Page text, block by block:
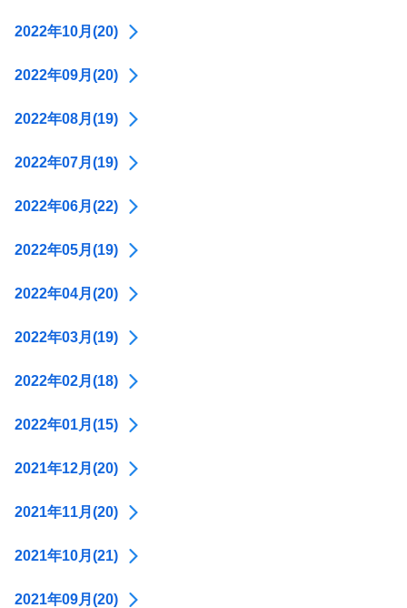
2022年10月(20)
2022年09月(20)
2022年08月(19)
2022年07月(19)
2022年06月(22)
2022年05月(19)
2022年04月(20)
2022年03月(19)
2022年02月(18)
2022年01月(15)
2021年12月(20)
2021年11月(20)
2021年10月(21)
2021年09月(20)